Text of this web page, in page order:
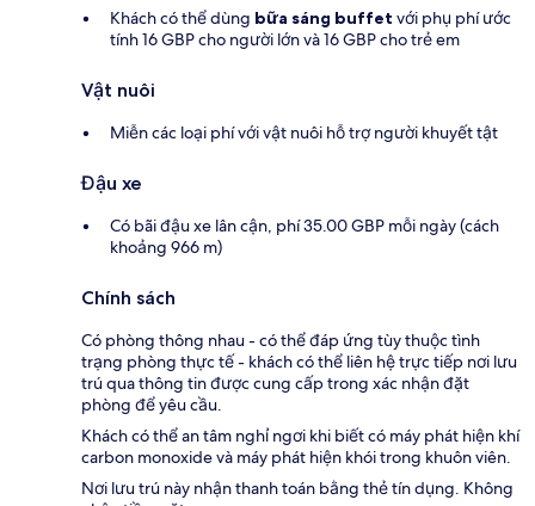
Khách có thể dùng bữa sáng buffet với phụ phí ước
tính 16 GBP cho người lớn và 16 GBP cho trẻ em
Vật nuôi
Miễn các loại phí với vật nuôi hỗ trợ người khuyết tật
Đậu xe
Có bãi đậu xe lân cận, phí 35.00 GBP mỗi ngày (cách
khoảng 966 m)
Chính sách
Có phòng thông nhau - có thể đáp ứng tùy thuộc tình
trạng phòng thực tế - khách có thể liên hệ trực tiếp nơi lưu
trú qua thông tin được cung cấp trong xác nhận đặt
phòng để yêu cầu.
Khách có thể an tâm nghỉ ngơi khi biết có máy phát hiện khí
carbon monoxide và máy phát hiện khói trong khuôn viên.
Nơi lưu trú này nhận thanh toán bằng thẻ tín dụng. Không